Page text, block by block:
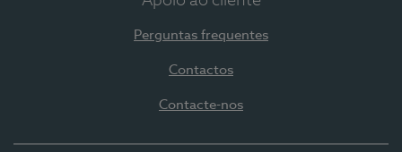
Perguntas frequentes
Contactos
Contacte-nos